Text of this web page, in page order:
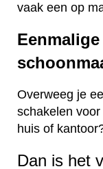
vaak een op
Overweeg je
schakelen
huis of
Dan is het